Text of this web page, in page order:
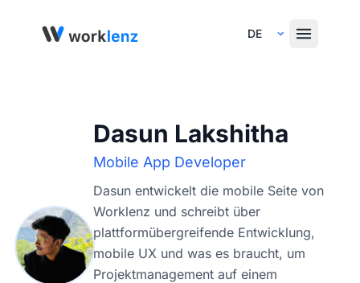
Select Language
Dasun Lakshitha
Mobile App Developer
Dasun entwickelt die mobile Seite von
Worklenz und schreibt über
plattformübergreifende Entwicklung,
mobile UX und was es braucht, um
Projektmanagement auf einem